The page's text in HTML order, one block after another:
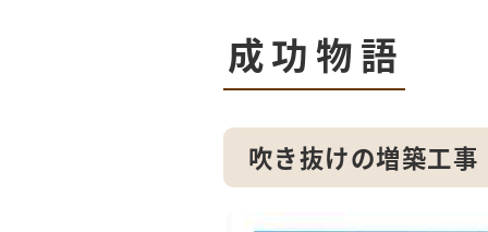
成功物語
吹き抜けの増築工